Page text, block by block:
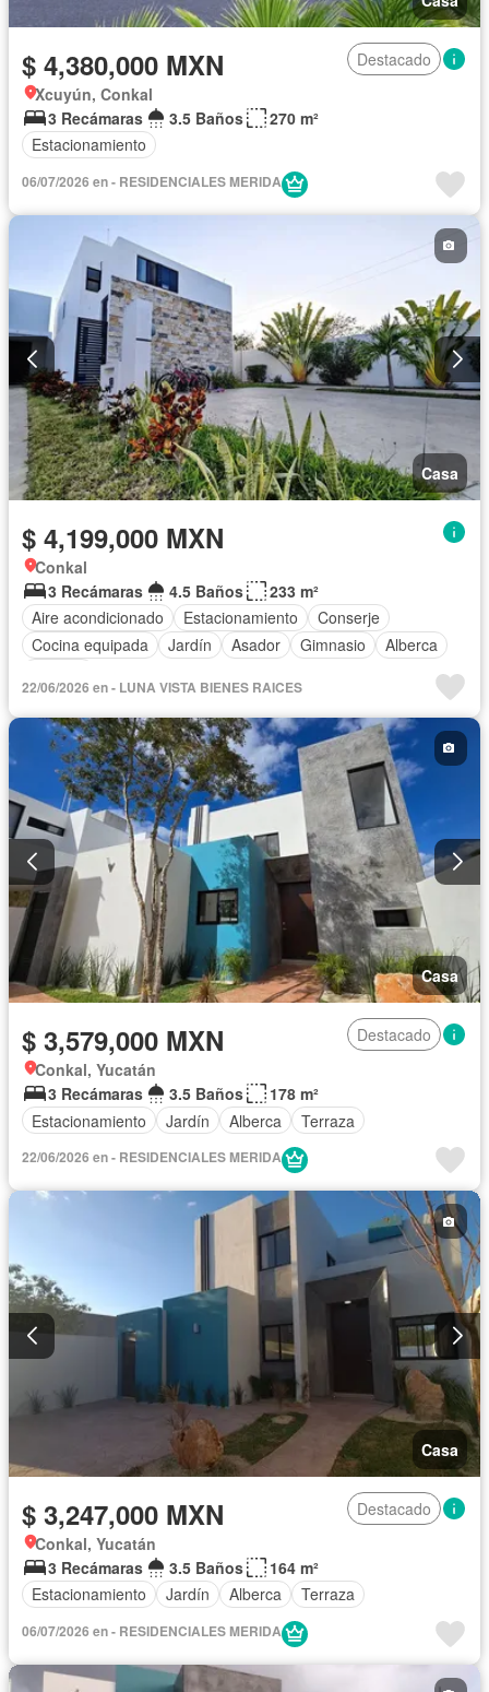
$ 4,380,000 MXN
Destacado
Xcuyún, Conkal
3 Recámaras
3.5 Baños
270 m²
Estacionamiento
06/07/2026 en - RESIDENCIALES MERIDA
Casa
$ 4,199,000 MXN
Conkal
3 Recámaras
4.5 Baños
233 m²
Aire acondicionado
Estacionamiento
Conserje
Cocina equipada
Jardín Asador Gimnasio
Alberca
22/06/2026 en - LUNA VISTA BIENES RAICES
Casa
$ 3,579,000 MXN
Destacado
Conkal, Yucatán
3 Recámaras
3.5 Baños
178 m²
Estacionamiento
Jardín Alberca Terraza
22/06/2026 en - RESIDENCIALES MERIDA
Casa
$ 3,247,000 MXN
Destacado
Conkal, Yucatán
3 Recámaras
3.5 Baños
164 m²
Estacionamiento
Jardín Alberca Terraza
06/07/2026 en - RESIDENCIALES MERIDA